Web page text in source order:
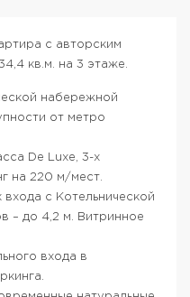
с авторским
кв.м. на 3 этаже.
набережной
от метро
De Luxe, 3-х
на 220 м/мест.
входа с Котельнической
– до 4,2 м. Витринное
входа в